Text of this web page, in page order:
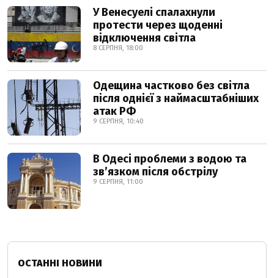
У Венесуелі спалахнули
протести через щоденні
відключення світла
8 СЕРПНЯ, 18:00
Одещина частково без світла
після однієї з наймасштабніших
атак РФ
9 СЕРПНЯ, 10:40
В Одесі проблеми з водою та
звʼязком після обстрілу
9 СЕРПНЯ, 11:00
ОСТАННІ НОВИНИ